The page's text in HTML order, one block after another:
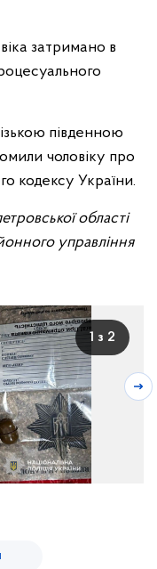
затримано в
південною
чоловіку про
кодексу України.
області
управління
1 з 2